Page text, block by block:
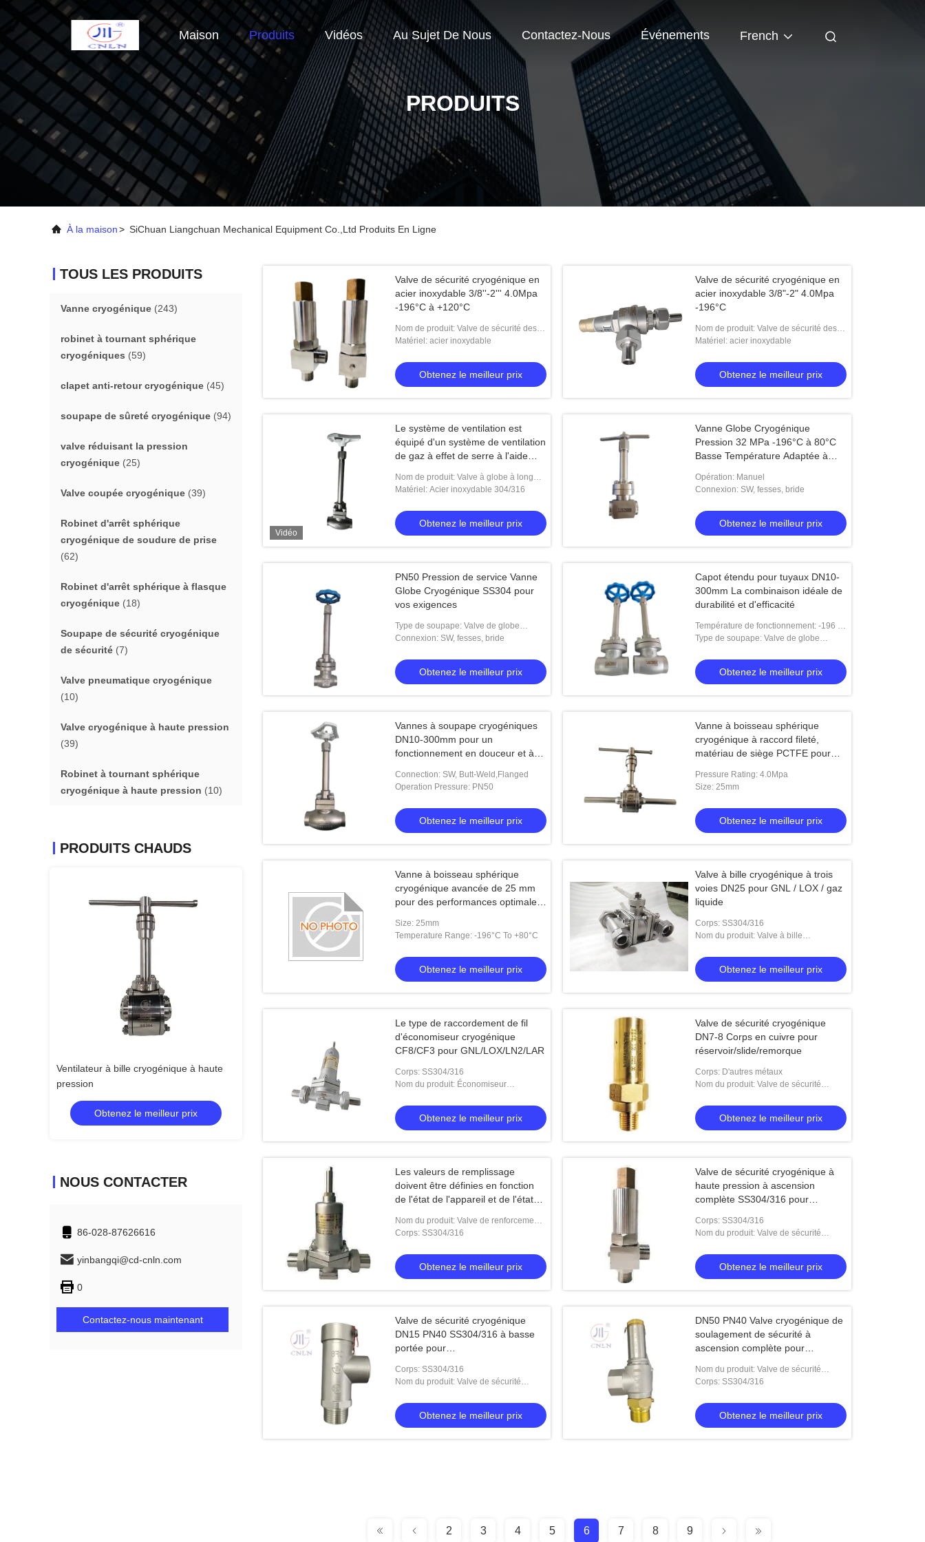
Maison Produits Vidéos Au Sujet De Nous Contactez-Nous Événements French
PRODUITS
À la maison> SiChuan Liangchuan Mechanical Equipment Co.,Ltd Produits En Ligne
TOUS LES PRODUITS
Vanne cryogénique (243)
robinet à tournant sphérique
cryogéniques (59)
clapet anti-retour cryogénique (45)
soupape de sûreté cryogénique (94)
valve réduisant la pression
cryogénique (25)
Valve coupée cryogénique (39)
Robinet d'arrêt sphérique
cryogénique de soudure de prise
(62)
Robinet d'arrêt sphérique à flasque
cryogénique (18)
Soupape de sécurité cryogénique
de sécurité (7)
Valve pneumatique cryogénique
(10)
Valve cryogénique à haute pression
(39)
Robinet à tournant sphérique
cryogénique à haute pression (10)
PRODUITS CHAUDS
Ventilateur à bille cryogénique à haute
pression
Obtenez le meilleur prix
Valve à globe cryogénique à tige longue
Obtenez le meilleur prix
Connexion cryogénique de soudure de
tige de short d'acier inoxydable de
Obtenez le meilleur prix
Valve de tige de la température DN25 de
fin de soudure basse longue
Obtenez le meilleur prix
Robinet d'arrêt sphérique
de longue tige de volant de
de manièreObtenez le meilleur prix
NOUS CONTACTER
86-028-87626616
yinbangqi@cd-cnln.com
0
Contactez-nous maintenant
Valve de sécurité cryogénique en
acier inoxydable 3/8''-2''' 4.0Mpa
-196°C à +120°C
Nom de produit: Valve de sécurité des
gaz cryogéniques
Matériel: acier inoxydable
Obtenez le meilleur prix
Valve de sécurité cryogénique en
acier inoxydable 3/8"-2" 4.0Mpa
-196°C
Nom de produit: Valve de sécurité des
gaz cryogéniques
Matériel: acier inoxydable
Obtenez le meilleur prix
Vidéo
Le système de ventilation est
équipé d'un système de ventilation
de gaz à effet de serre à l'aide
à effet de serre.
Nom de produit: Valve à globe à long
arbre à basse température
Matériel: Acier inoxydable 304/316
Obtenez le meilleur prix
Vanne Globe Cryogénique
Pression 32 MPa -196°C à 80°C
Basse Température Adaptée à
Opération: Manuel
Connexion: SW, fesses, bride
Obtenez le meilleur prix
PN50 Pression de service Vanne
Globe Cryogénique SS304 pour
vos exigences
Type de soupape: Valve de globe
cryogénique
Connexion: SW, fesses, bride
Obtenez le meilleur prix
Capot étendu pour tuyaux DN10-
300mm La combinaison idéale de
durabilité et d'efficacité
Température de fonctionnement: -196 ℃
~ + 80 ℃
Type de soupape: Valve de globe
Obtenez le meilleur prix
Vannes à soupape cryogéniques
DN10-300mm pour un
fonctionnement en douceur et à
Connection: SW, Butt-Weld,Flanged
Operation Pressure: PN50
Obtenez le meilleur prix
Vanne à boisseau sphérique
cryogénique à raccord fileté,
matériau de siège PCTFE pour
Pressure Rating: 4.0Mpa
Size: 25mm
Obtenez le meilleur prix
Vanne à boisseau sphérique
cryogénique avancée de 25 mm
pour des performances optimales
température
Size: 25mm
Temperature Range: -196°C To +80°C
Obtenez le meilleur prix
Valve à bille cryogénique à trois
voies DN25 pour GNL / LOX / gaz
liquide
Corps: SS304/316
Nom du produit: Valve à bille
Obtenez le meilleur prix
Le type de raccordement de fil
d'économiseur cryogénique
CF8/CF3 pour GNL/LOX/LN2/LAR
Corps: SS304/316
Nom du produit: Économiseur
Obtenez le meilleur prix
Valve de sécurité cryogénique
DN7-8 Corps en cuivre pour
réservoir/slide/remorque
Corps: D'autres métaux
Nom du produit: Valve de sécurité
Obtenez le meilleur prix
Les valeurs de remplissage
doivent être définies en fonction
de l'état de l'appareil et de l'état
Nom du produit: Valve de renforcement
par pression cryogénique
Corps: SS304/316
Obtenez le meilleur prix
Valve de sécurité cryogénique à
haute pression à ascension
complète SS304/316 pour
Corps: SS304/316
Nom du produit: Valve de sécurité
Obtenez le meilleur prix
Valve de sécurité cryogénique
DN15 PN40 SS304/316 à basse
portée pour
Corps: SS304/316
Nom du produit: Valve de sécurité
Obtenez le meilleur prix
DN50 PN40 Valve cryogénique de
soulagement de sécurité à
ascension complète pour
Nom du produit: Valve de sécurité
cryogénique de levage complet
Corps: SS304/316
Obtenez le meilleur prix
2 3 4 5 6 7 8 9